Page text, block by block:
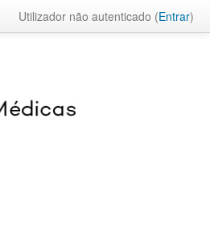
Utilizador não autenticado (Entrar)